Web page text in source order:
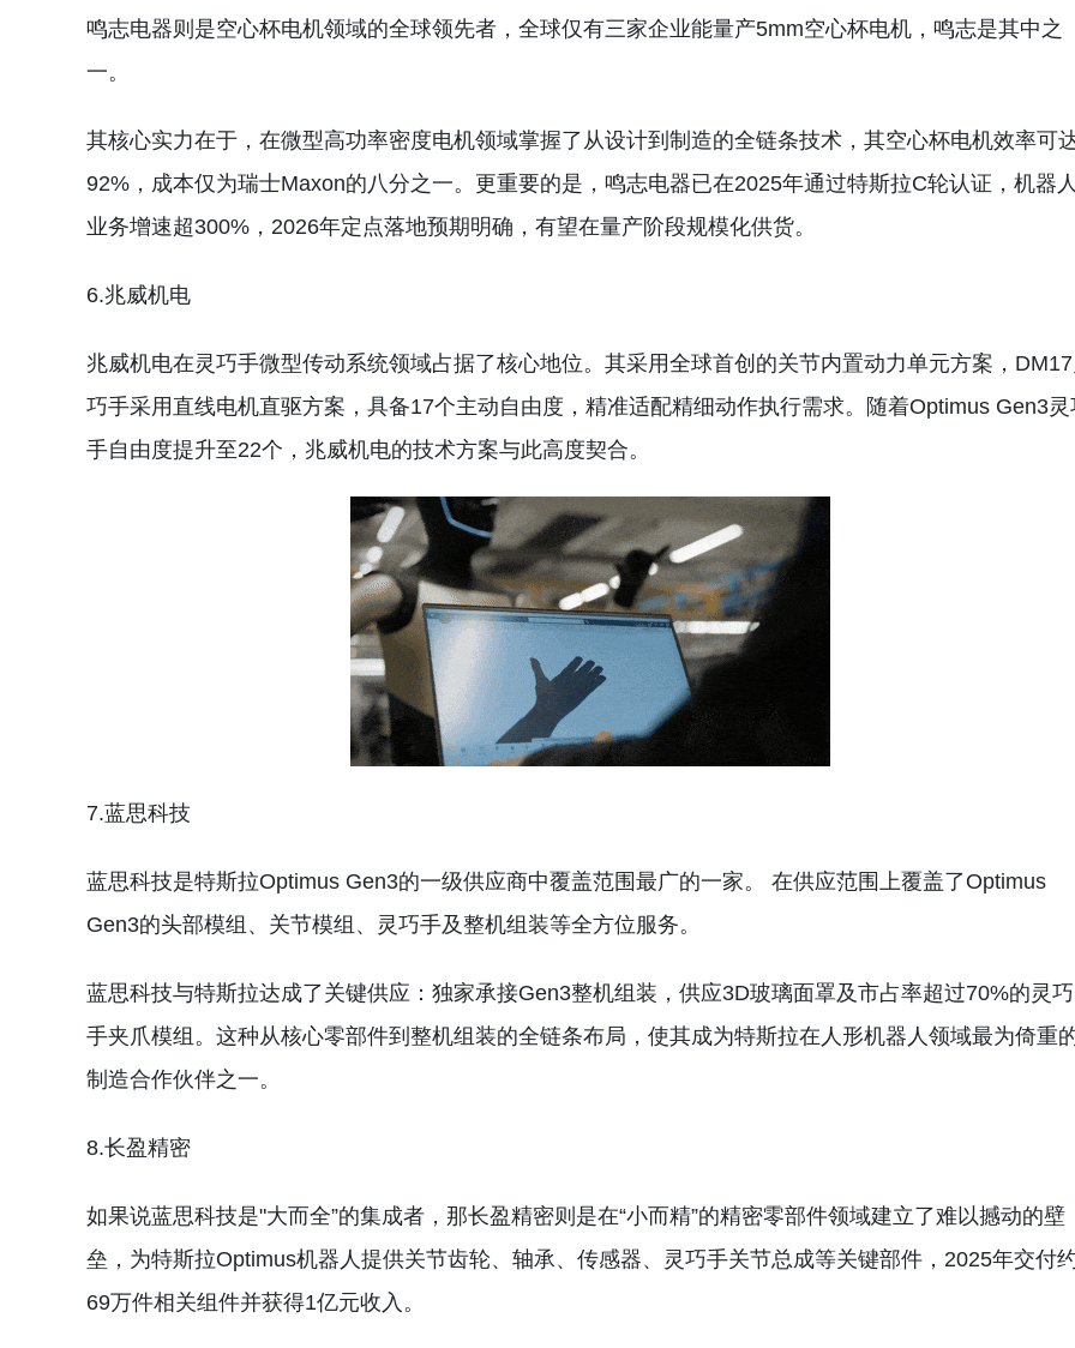
鸣志电器则是空心杯电机领域的全球领先者，全球仅有三家企业能量产5mm空心杯电机，鸣志是其中之
一。
其核心实力在于，在微型高功率密度电机领域掌握了从设计到制造的全链条技术，其空心杯电机效率可
92%，成本仅为瑞士Maxon的八分之一。更重要的是，鸣志电器已在2025年通过特斯拉C轮认证，机器
业务增速超300%，2026年定点落地预期明确，有望在量产阶段规模化供货。
6.兆威机电
兆威机电在灵巧手微型传动系统领域占据了核心地位。其采用全球首创的关节内置动力单元方案，
巧手采用直线电机直驱方案，具备17个主动自由度，精准适配精细动作执行需求。随着Optimus Gen3灵
手自由度提升至22个，兆威机电的技术方案与此高度契合。
7.蓝思科技
蓝思科技是特斯拉Optimus Gen3的一级供应商中覆盖范围最广的一家。 在供应范围上覆盖了Optimus
Gen3的头部模组、关节模组、灵巧手及整机组装等全方位服务。
蓝思科技与特斯拉达成了关键供应：独家承接Gen3整机组装，供应3D玻璃面罩及市占率超过70%的灵巧
手夹爪模组。这种从核心零部件到整机组装的全链条布局，使其成为特斯拉在人形机器人领域最为倚重
制造合作伙伴之一。
8.长盈精密
如果说蓝思科技是"大而全”的集成者，那长盈精密则是在“小而精”的精密零部件领域建立了难以撼动的壁
垒，为特斯拉Optimus机器人提供关节齿轮、轴承、传感器、灵巧手关节总成等关键部件，2025年交付
69万件相关组件并获得1亿元收入。